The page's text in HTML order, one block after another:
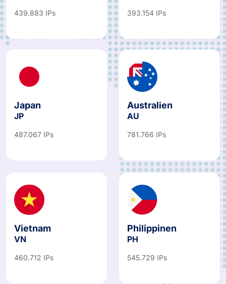
439.883 IPs 393.154 IPs
Japan
JP
487.067 IPs
Australien
AU
781.766 IPs
Vietnam
VN
460.712 IPs
Philippinen
PH
545.729 IPs